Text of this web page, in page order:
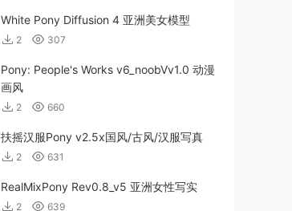
White Pony Diffusion 4 亚洲美女模型
2 307
Pony: People's Works v6_noobVv1.0 动漫
画风
2 660
扶摇汉服Pony v2.5x国风/古风/汉服写真
2 631
RealMixPony Rev0.8_v5 亚洲女性写实
2 639